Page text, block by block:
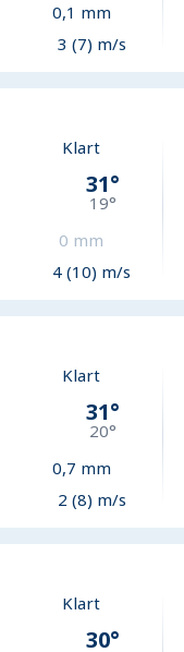
0,1 mm
3 (7) m/s
Klart
31°
19°
0 mm
4 (10) m/s
Klart
31°
20°
0,7 mm
2 (8) m/s
Klart
30°